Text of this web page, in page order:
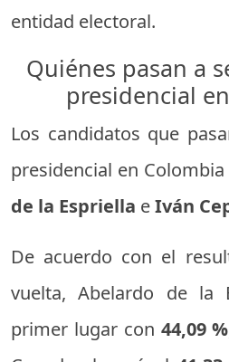
entidad electoral.
Quiénes pasan a
presidencial
Los candidatos que
presidencial en
de la Espriella eIván
De acuerdo con el
vuelta, Abelardo de la
primer lugar con 44,09 %